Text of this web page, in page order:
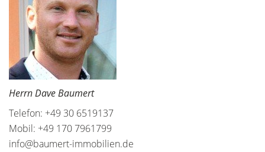
Herrn Dave Baumert
Telefon: +49 30 6519137
Mobil: +49 170 7961799
info@baumert-immobilien.de